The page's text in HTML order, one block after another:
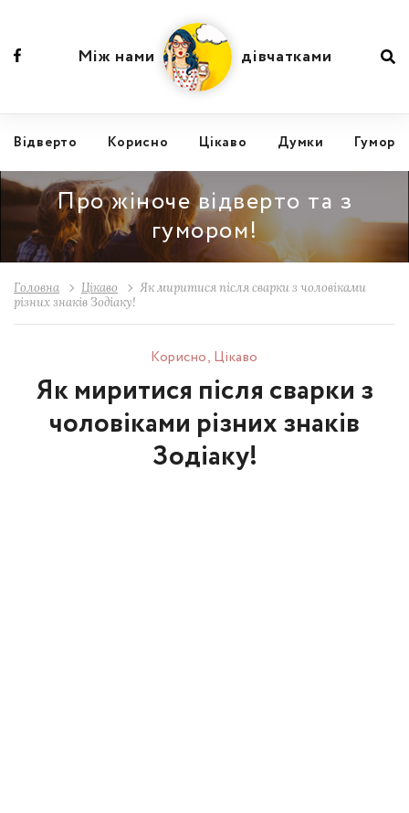
Відвертo Корисно Цікаво Думки Гумор
Між нами дівчатками
Про жіноче відверто та з
гумором!
Головна Цікаво
Як миритися після сварки з чоловіками
різних знаків Зодіаку!
Корисно, Цікаво
Як миритися після сварки з
чоловіками різних знаків
Зодіаку!